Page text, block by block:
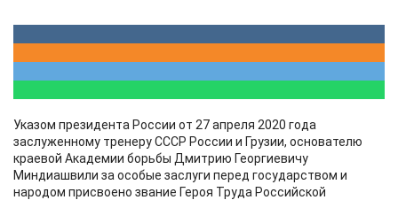
Указом президента России от 27 апреля 2020 года
заслуженному тренеру СССР России и Грузии, основателю
краевой Академии борьбы Дмитрию Георгиевичу
Миндиашвили за особые заслуги перед государством и
народом присвоено звание Героя Труда Российской